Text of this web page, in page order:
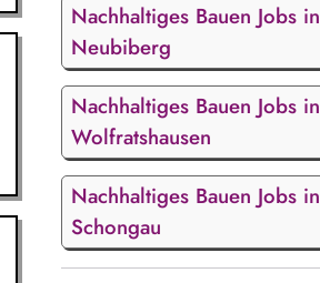
Nachhaltiges Bauen Jobs in
Neubiberg
Nachhaltiges Bauen Jobs in
Wolfratshausen
Nachhaltiges Bauen Jobs in
Schongau